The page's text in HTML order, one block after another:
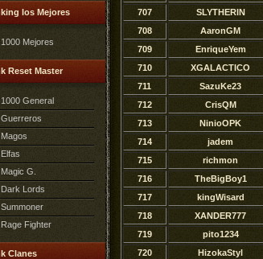
los Mejores
Mejores
Reset Master
General
G.
Lords
Fighter
Clanes
707
SLYTHERlN
708
AaronGM
709
EnriqueYem
710
XGALACTICO
711
SazuKe23
712
CrisQM
713
NinioOPK
714
jadem
715
richmon
716
TheBigBoy1
717
kingWisard
718
XANDER777
719
pito1234
720
HizokaStyl